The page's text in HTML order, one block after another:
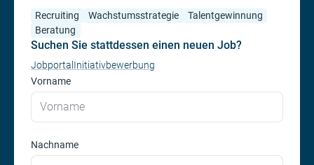
Recruiting Wachstumsstrategie
Talentgewinnung
Beratung
Suchen Sie stattdessen einen neuen Job?
Jobportal Initiativbewerbung
Vorname
Nachname